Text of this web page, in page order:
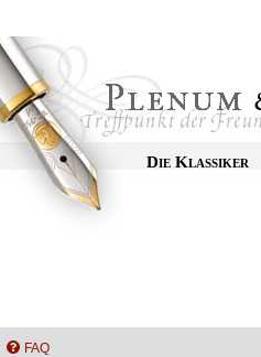
Die Klassiker
FAQ